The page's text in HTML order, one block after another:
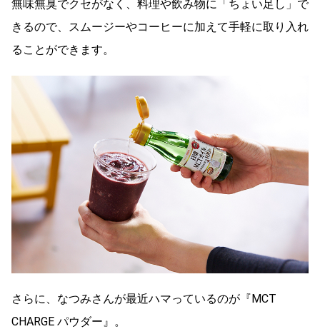
無味無臭でクセがなく、料理や飲み物に「ちょい足し」で
きるので、スムージーやコーヒーに加えて手軽に取り入れ
ることができます。
さらに、なつみさんが最近ハマっているのが『MCT
CHARGE パウダー』。